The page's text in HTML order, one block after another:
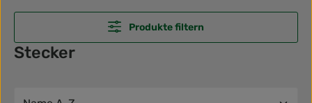
Produkte filtern
Stecker